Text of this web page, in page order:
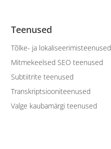
Teenused
Tõlke- ja lokaliseerimisteenused
Mitmekeelsed SEO teenused
Subtiitrite teenused
Transkriptsiooniteenused
Valge kaubamärgi teenused